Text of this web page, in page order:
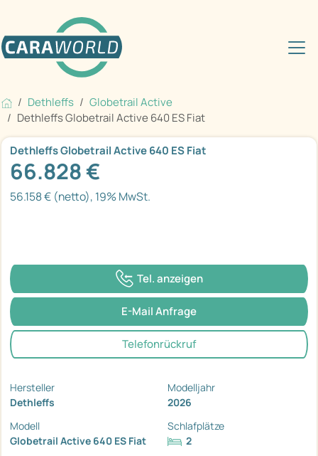
Dethleffs
Globetrail Active
Dethleffs Globetrail Active 640 ES Fiat
Dethleffs Globetrail Active 640 ES Fiat
66.828 €
56.158 € (netto), 19% MwSt.
Tel. anzeigen
E-Mail Anfrage
Telefonrückruf
Hersteller
Dethleffs
Modelljahr
2026
Modell
Globetrail Active 640 ES Fiat
Schlafplätze
2